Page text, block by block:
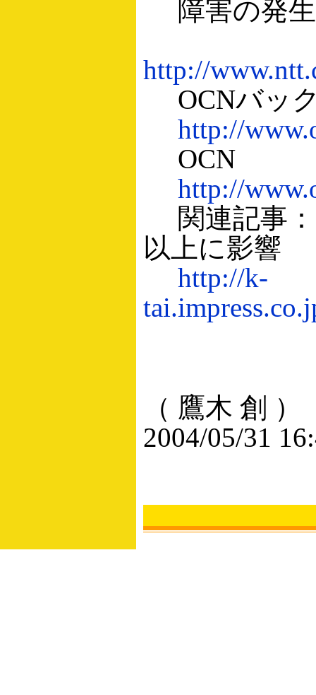
障害の発生
http://
OCNバッ
http://
OCN
http://
関連記事：
以上に影響
http://k-
（ 鷹木 創 ）
2004/05/31